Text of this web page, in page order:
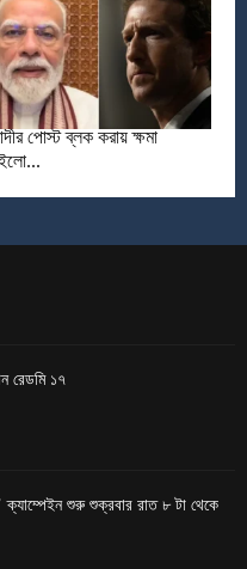
পোস্ট ব্লক করায় ক্ষমা
রেডমি ১৭
ক্যাম্পেইন শুরু শুক্রবার রাত ৮ টা থেকে